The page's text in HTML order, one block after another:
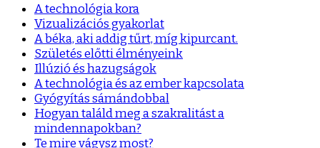
A technológia kora
Vizualizációs gyakorlat
A béka, aki addig tűrt, míg kipurcant.
Születés előtti élményeink
Illúzió és hazugságok
A technológia és az ember kapcsolata
Gyógyítás sámándobbal
Hogyan találd meg a szakralitást a
mindennapokban?
Te mire vágysz most?